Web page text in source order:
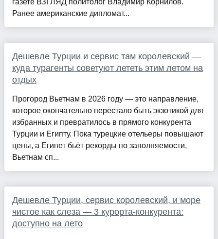
газете ВЗГЛЯД политолог Владимир Корнилов.
Ранее американские дипломат...
Дешевле Турции и сервис там королевский —
куда турагенты советуют лететь этим летом на
отдых
Прогород Вьетнам в 2026 году — это направление,
которое окончательно перестало быть экзотикой для
избранных и превратилось в прямого конкурента
Турции и Египту. Пока турецкие отельеры повышают
цены, а Египет бьёт рекорды по заполняемости,
Вьетнам сп...
Дешевле Турции, сервис королевский, и море
чистое как слеза — 3 курорта-конкурента:
доступно на лето